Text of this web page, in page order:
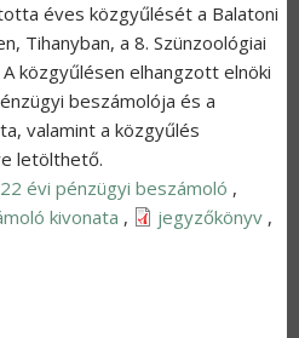
éves közgyűlését a Balatoni
Tihanyban, a 8. Szünzoológiai
közgyűlésen elhangzott elnöki
beszámolója és a
valamint a közgyűlés
letölthető.
évi pénzügyi beszámoló ,
kivonata , jegyzőkönyv ,